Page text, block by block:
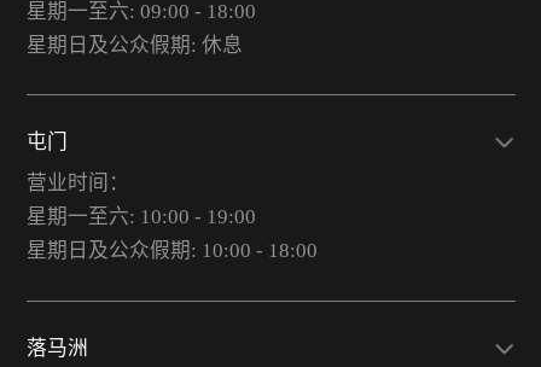
星期一至六: 09:00 - 18:00
星期日及公众假期: 休息
屯门
营业时间：
星期一至六: 10:00 - 19:00
星期日及公众假期: 10:00 - 18:00
落马洲